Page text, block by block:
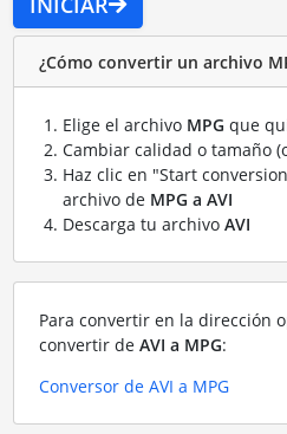
¿Cómo convertir un archivo
Elige el archivo MPG que
Cambiar calidad o tamaño
Haz clic en "Start
archivo de MPG a AVI
Descarga tu archivo AVI
Para convertir en la dirección
convertir de AVI a MPG:
Conversor de AVI a MPG